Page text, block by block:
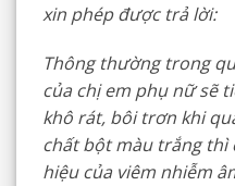
xin phép được trả lời:
Thông thường trong
của chị em phụ nữ sẽ
khô rát, bôi trơn khi
chất bột màu trắng thì
hiệu của viêm nhiễm